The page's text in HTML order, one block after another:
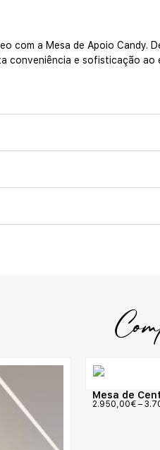
com a Mesa de Apoio Candy.
conveniência e sofisticação
Mesa de
2.950,00€ –